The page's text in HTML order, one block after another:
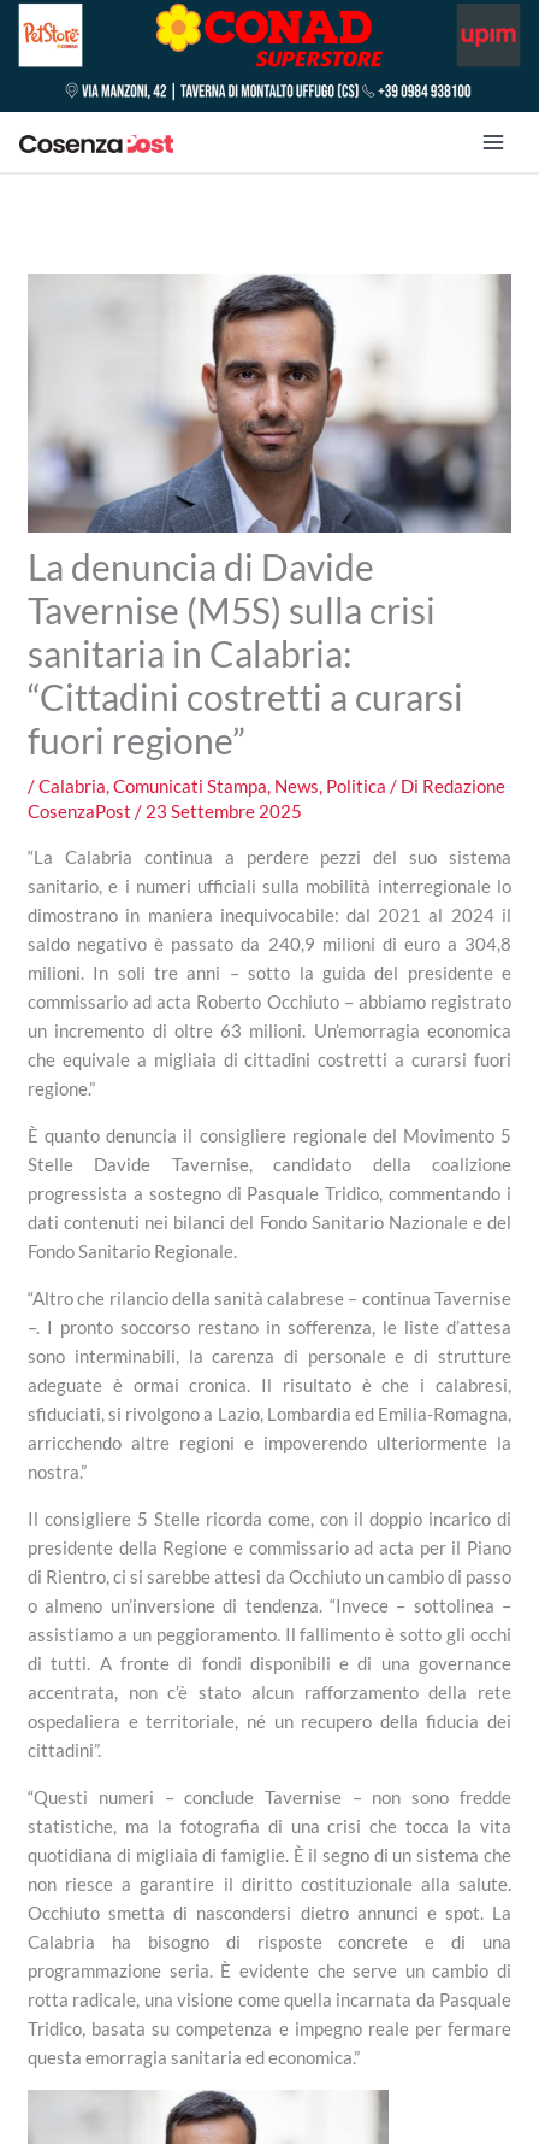
La denuncia di Davide
Tavernise (M5S) sulla crisi
sanitaria in Calabria:
“Cittadini costretti a curarsi
fuori regione”
/Calabria,Comunicati Stampa, News, Politica / Di Redazione
CosenzaPost/ 23 Settembre 2025
“La Calabria continua a perdere pezzi del suo sistema
sanitario, e i numeri ufficiali sulla mobilità interregionale lo
dimostrano in maniera inequivocabile: dal 2021 al 2024 il
saldo negativo è passato da 240,9 milioni di euro a 304,8
milioni. In soli tre anni – sotto la guida del presidente e
commissario ad acta Roberto Occhiuto – abbiamo registrato
un incremento di oltre 63 milioni. Un’emorragia economica
che equivale a migliaia di cittadini costretti a curarsi fuori
regione.”
È quanto denuncia il consigliere regionale del Movimento 5
Stelle Davide Tavernise, candidato della coalizione
progressista a sostegno di Pasquale Tridico, commentando i
dati contenuti nei bilanci del Fondo Sanitario Nazionale e del
Fondo Sanitario Regionale.
“Altro che rilancio della sanità calabrese – continua Tavernise
–. I pronto soccorso restano in sofferenza, le liste d’attesa
sono interminabili, la carenza di personale e di strutture
adeguate è ormai cronica. Il risultato è che i calabresi,
sfiduciati, si rivolgono a Lazio, Lombardia ed Emilia-Romagna,
arricchendo altre regioni e impoverendo ulteriormente la
nostra.”
Il consigliere 5 Stelle ricorda come, con il doppio incarico di
presidente della Regione e commissario ad acta per il Piano
di Rientro, ci si sarebbe attesi da Occhiuto un cambio di passo
o almeno un’inversione di tendenza. “Invece – sottolinea –
assistiamo a un peggioramento. Il fallimento è sotto gli occhi
di tutti. A fronte di fondi disponibili e di una governance
accentrata, non c’è stato alcun rafforzamento della rete
ospedaliera e territoriale, né un recupero della fiducia dei
cittadini”.
“Questi numeri – conclude Tavernise – non sono fredde
statistiche, ma la fotografia di una crisi che tocca la vita
quotidiana di migliaia di famiglie. È il segno di un sistema che
non riesce a garantire il diritto costituzionale alla salute.
Occhiuto smetta di nascondersi dietro annunci e spot. La
Calabria ha bisogno di risposte concrete e di una
programmazione seria. È evidente che serve un cambio di
rotta radicale, una visione come quella incarnata da Pasquale
Tridico, basata su competenza e impegno reale per fermare
questa emorragia sanitaria ed economica.”